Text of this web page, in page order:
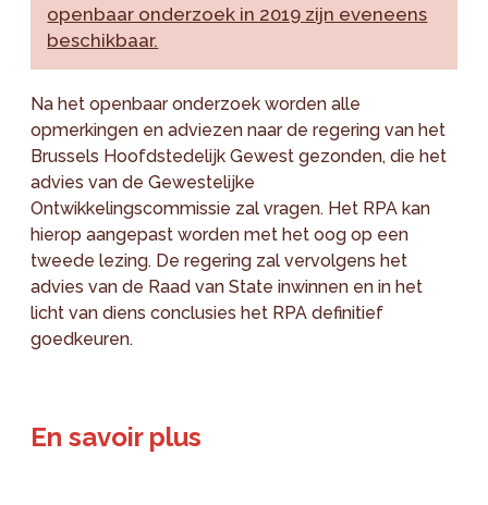
openbaar onderzoek in 2019 zijn eveneens
beschikbaar.
Na het openbaar onderzoek worden alle
opmerkingen en adviezen naar de regering van het
Brussels Hoofdstedelijk Gewest gezonden, die het
advies van de Gewestelijke
Ontwikkelingscommissie zal vragen. Het RPA kan
hierop aangepast worden met het oog op een
tweede lezing. De regering zal vervolgens het
advies van de Raad van State inwinnen en in het
licht van diens conclusies het RPA definitief
goedkeuren.
En savoir plus